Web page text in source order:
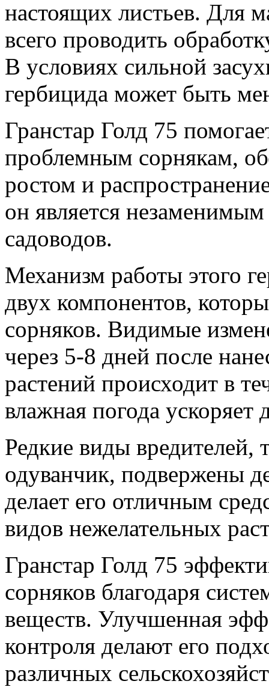
настоящих листьев. Для
всего проводить
В условиях сильной
гербицида может быть
Гранстар Голд 75
проблемным сорнякам,
ростом и
он является
садоводов.
Механизм работы этого
двух компонентов,
сорняков. Видимые
через 5-8 дней после
растений происходит в
влажная погода ускоряет
Редкие виды вредителей,
одуванчик, подвержены
делает его отличным
видов нежелательных
Гранстар Голд 75
сорняков благодаря
веществ. Улучшенная
контроля делают его
различных